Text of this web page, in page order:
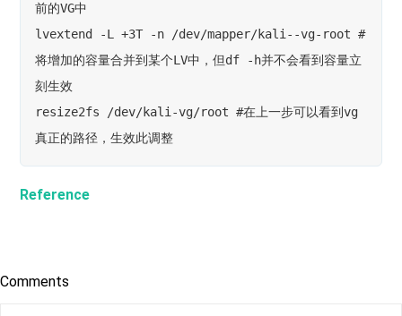
前的VG中
lvextend -L +3T -n /dev/mapper/kali--vg-root #
将增加的容量合并到某个LV中，但df -h并不会看到容量立
刻生效
resize2fs /dev/kali-vg/root #在上一步可以看到vg
真正的路径，生效此调整
Reference
Comments